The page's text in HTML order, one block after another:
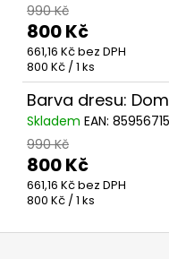
990 Kč
800 Kč
661,16 Kč bez DPH
Měrná
cena:
800 Kč / 1 ks
Barva dresu:
Skladem EAN:
990 Kč
800 Kč
661,16 Kč bez DPH
Měrná
800 Kč / 1 ks
Z